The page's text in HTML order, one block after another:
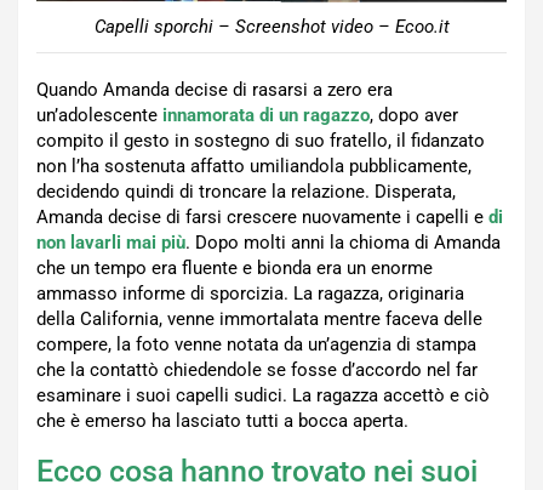
Capelli sporchi – Screenshot video – Ecoo.it
Quando Amanda decise di rasarsi a zero era
un’adolescente innamorata di un ragazzo, dopo aver
compito il gesto in sostegno di suo fratello, il fidanzato
non l’ha sostenuta affatto umiliandola pubblicamente,
decidendo quindi di troncare la relazione. Disperata,
Amanda decise di farsi crescere nuovamente i capelli e di
non lavarli mai più. Dopo molti anni la chioma di Amanda
che un tempo era fluente e bionda era un enorme
ammasso informe di sporcizia. La ragazza, originaria
della California, venne immortalata mentre faceva delle
compere, la foto venne notata da un’agenzia di stampa
che la contattò chiedendole se fosse d’accordo nel far
esaminare i suoi capelli sudici. La ragazza accettò e ciò
che è emerso ha lasciato tutti a bocca aperta.
Ecco cosa hanno trovato nei suoi